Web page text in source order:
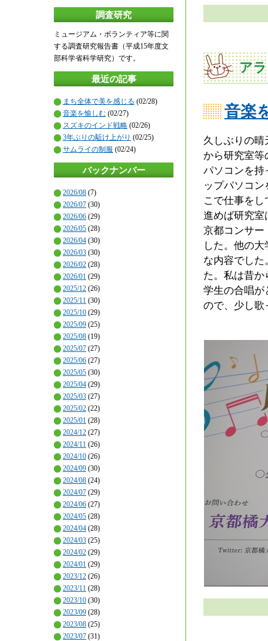
調査研究
ミュージアム・ボランティア等に関
する調査研究報告書（平成15年度文
部科学省科学研究）です。
最近の記事
まち全体で美を感じる (02/28)
音楽を愉しむ (02/27)
スズキのインド戦略 (02/26)
3年ぶりの駈け上がり (02/25)
サムライの制服 (02/24)
バックナンバー
2026/08 (7)
2026/07 (30)
2026/06 (29)
2026/05 (28)
2026/04 (30)
2026/03 (30)
2026/02 (28)
2026/01 (29)
2025/12 (26)
2025/11 (30)
2025/10 (29)
2025/09 (25)
2025/08 (19)
2025/07 (27)
2025/06 (27)
2025/05 (30)
2025/04 (29)
2025/03 (27)
2025/02 (22)
2025/01 (28)
2024/12 (27)
2024/11 (26)
2024/10 (26)
2024/09 (30)
2024/08 (24)
2024/07 (29)
2024/06 (27)
2024/05 (28)
2024/04 (28)
2024/03 (25)
2024/02 (29)
2024/01 (29)
2023/12 (26)
2023/11 (28)
2023/10 (30)
2023/09 (28)
2023/08 (25)
2023/07 (31)
ア
音楽
久しぶりの
から研究室
パソコンを持
ップパソコ
こで仕事を
進めば研究
京都コンサー
した。他の
な内容でし
た。私は昔
学生の合唱が
ので、少し歌